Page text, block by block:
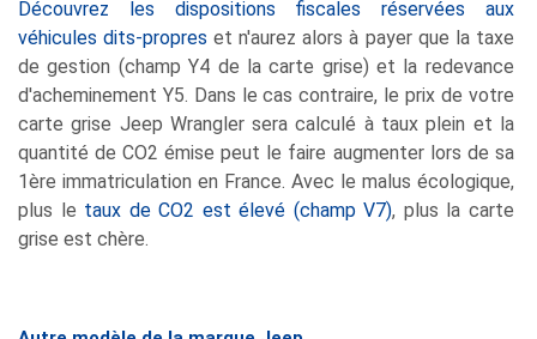
Découvrez les dispositions fiscales réservées aux
véhicules dits-propres et n'aurez alors à payer que la taxe
de gestion (champ Y4 de la carte grise) et la redevance
d'acheminement Y5. Dans le cas contraire, le prix de votre
carte grise Jeep Wrangler sera calculé à taux plein et la
quantité de CO2 émise peut le faire augmenter lors de sa
1ère immatriculation en France. Avec le malus écologique,
plus le taux de CO2 est élevé (champ V7), plus la carte
grise est chère.